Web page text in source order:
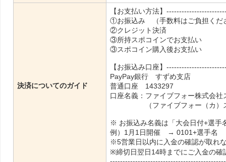
決済についてのガイド
【お支払い方法】
①お振込み （手数料はご負担くだ
②クレジット決済
③所持スポコインでお支払い
③スポコイン購入後お支払い
【お振込み口座】
PayPay銀行 すずめ支店
普通口座 1433297
口座名義：ファイブフォー株式会社
（ファイブフォー（カ）ス
※ お振込み名義は「大会日付+選手
例）1月1日開催 → 0101+選手名
※5営業日以内に入金の確認が取れ
※締切日翌日14時までにご入金の確